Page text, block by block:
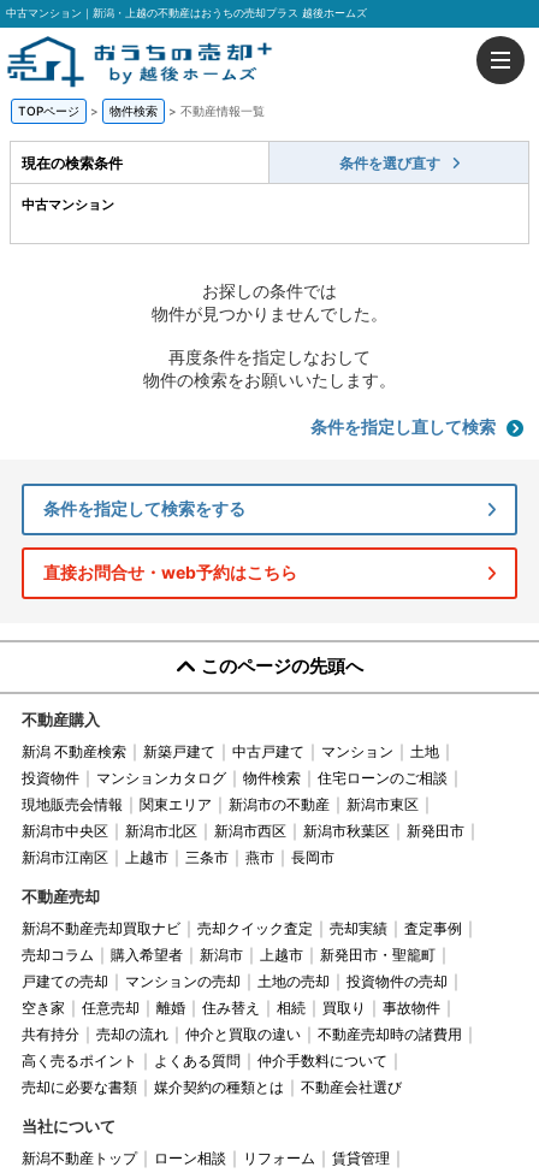
中古マンション｜新潟・上越の不動産はおうちの売却プラス 越後ホームズ
TOPページ > 物件検索 > 不動産情報一覧
現在の検索条件 条件を選び直す
中古マンション
お探しの条件では
物件が見つかりませんでした。
再度条件を指定しなおして
物件の検索をお願いいたします。
条件を指定し直して検索
条件を指定して検索をする
直接お問合せ・web予約はこちら
このページの先頭へ
不動産購入
新潟 不動産検索 新築戸建て 中古戸建て マンション
土地
投資物件
マンションカタログ 物件検索
住宅ローンのご相談
現地販売会情報
関東エリア 新潟市の不動産
新潟市東区
新潟市中央区
新潟市北区 新潟市西区 新潟市秋葉区
新発田市
新潟市江南区
上越市 三条市 燕市 長岡市
不動産売却
新潟不動産売却買取ナビ 売却クイック査定 売却実績
査定事例
売却コラム
購入希望者 新潟市 上越市
新発田市・聖籠町
戸建ての売却
マンションの売却 土地の売却
投資物件の売却
空き家
任意売却 離婚 住み替え 相続 買取り
事故物件
共有持分
売却の流れ 仲介と買取の違い
不動産売却時の諸費用
高く売るポイント
よくある質問
仲介手数料について
売却に必要な書類
媒介契約の種類とは 不動産会社選び
当社について
新潟不動産トップ ローン相談 リフォーム
賃貸管理